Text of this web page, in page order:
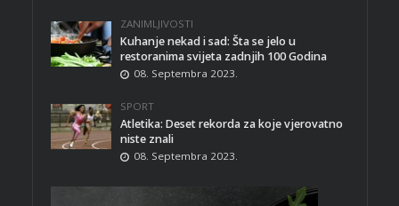
ZANIMLJIVOSTI
Kuhanje nekad i sad: Šta se jelo u
restoranima svijeta zadnjih 100 Godina
08. Septembra 2023.
SPORT
Atletika: Deset rekorda za koje vjerovatno
niste znali
08. Septembra 2023.